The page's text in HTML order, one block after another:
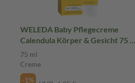
WELEDA Baby Pflegecreme
Calendula Körper & Gesicht 75 ml
Creme
75 ml
Creme
-1%